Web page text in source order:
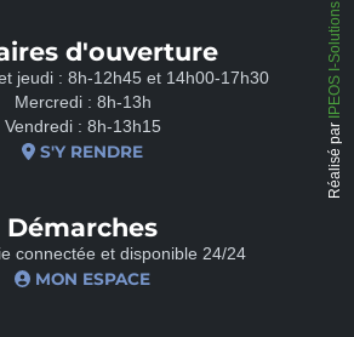
d'ouverture
jeudi : 8h-12h45 et 14h00-17h30
Mercredi : 8h-13h
Vendredi : 8h-13h15
S'Y RENDRE
Démarches
connectée et disponible 24/24
MON ESPACE
Réalisé par
IPEOS I-Solutions